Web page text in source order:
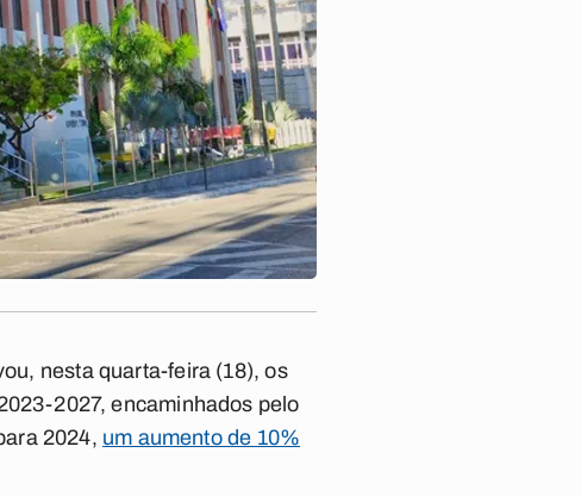
nesta quarta-feira (18), os
2027, encaminhados pelo
2024, um aumento de 10%